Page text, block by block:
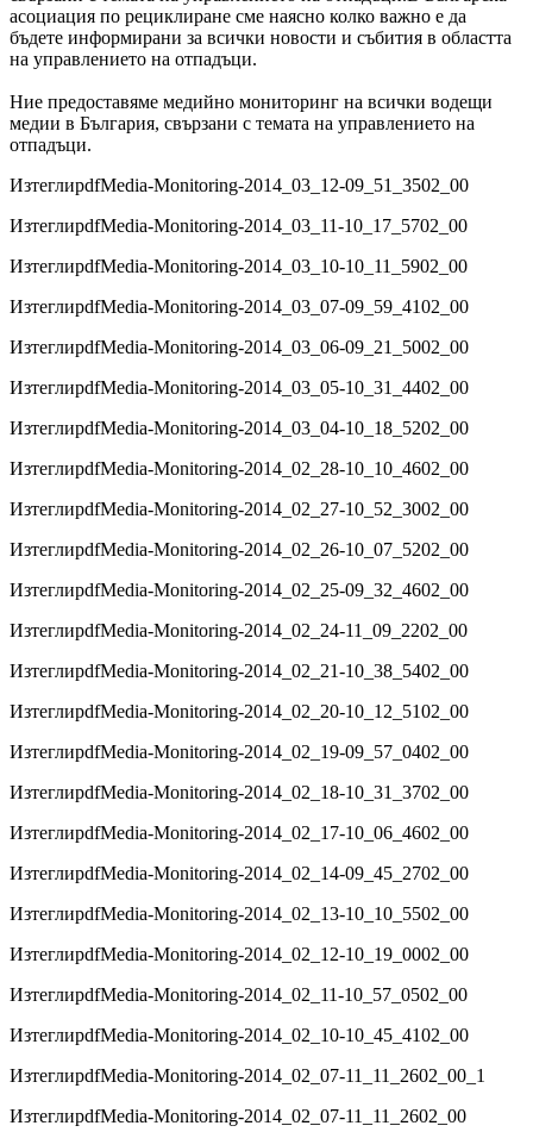
асоциация по рециклиране сме наясно колко важно е да
бъдете информирани за всички новости и събития в областта
на управлението на отпадъци.
Ние предоставяме медийно мониторинг на всички водещи
медии в България, свързани с темата на управлението на
отпадъци.
ИзтеглиpdfMedia-Monitoring-2014_03_12-09_51_3502_00
ИзтеглиpdfMedia-Monitoring-2014_03_11-10_17_5702_00
ИзтеглиpdfMedia-Monitoring-2014_03_10-10_11_5902_00
ИзтеглиpdfMedia-Monitoring-2014_03_07-09_59_4102_00
ИзтеглиpdfMedia-Monitoring-2014_03_06-09_21_5002_00
ИзтеглиpdfMedia-Monitoring-2014_03_05-10_31_4402_00
ИзтеглиpdfMedia-Monitoring-2014_03_04-10_18_5202_00
ИзтеглиpdfMedia-Monitoring-2014_02_28-10_10_4602_00
ИзтеглиpdfMedia-Monitoring-2014_02_27-10_52_3002_00
ИзтеглиpdfMedia-Monitoring-2014_02_26-10_07_5202_00
ИзтеглиpdfMedia-Monitoring-2014_02_25-09_32_4602_00
ИзтеглиpdfMedia-Monitoring-2014_02_24-11_09_2202_00
ИзтеглиpdfMedia-Monitoring-2014_02_21-10_38_5402_00
ИзтеглиpdfMedia-Monitoring-2014_02_20-10_12_5102_00
ИзтеглиpdfMedia-Monitoring-2014_02_19-09_57_0402_00
ИзтеглиpdfMedia-Monitoring-2014_02_18-10_31_3702_00
ИзтеглиpdfMedia-Monitoring-2014_02_17-10_06_4602_00
ИзтеглиpdfMedia-Monitoring-2014_02_14-09_45_2702_00
ИзтеглиpdfMedia-Monitoring-2014_02_13-10_10_5502_00
ИзтеглиpdfMedia-Monitoring-2014_02_12-10_19_0002_00
ИзтеглиpdfMedia-Monitoring-2014_02_11-10_57_0502_00
ИзтеглиpdfMedia-Monitoring-2014_02_10-10_45_4102_00
ИзтеглиpdfMedia-Monitoring-2014_02_07-11_11_2602_00_1
ИзтеглиpdfMedia-Monitoring-2014_02_07-11_11_2602_00